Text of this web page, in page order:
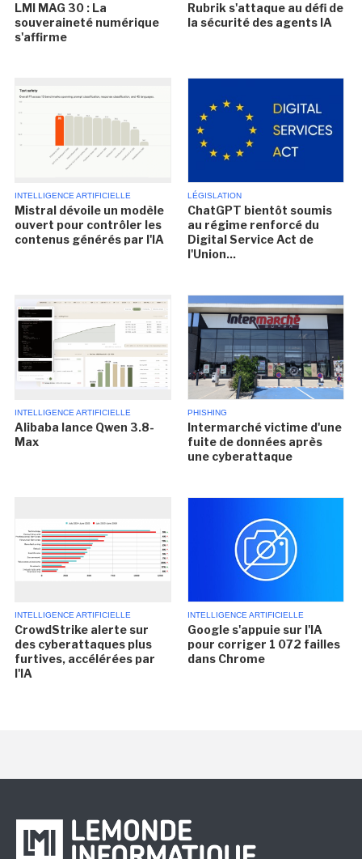
LMI MAG 30 : La
souveraineté numérique
s'affirme
Rubrik s'attaque au défi de
la sécurité des agents IA
INTELLIGENCE ARTIFICIELLE
Mistral dévoile un modèle
ouvert pour contrôler les
contenus générés par l'IA
LÉGISLATION
ChatGPT bientôt soumis
au régime renforcé du
Digital Service Act de
l'Union...
INTELLIGENCE ARTIFICIELLE
Alibaba lance Qwen 3.8-
Max
PHISHING
Intermarché victime d'une
fuite de données après
une cyberattaque
INTELLIGENCE ARTIFICIELLE
CrowdStrike alerte sur
des cyberattaques plus
furtives, accélérées par
l'IA
INTELLIGENCE ARTIFICIELLE
Google s'appuie sur l'IA
pour corriger 1 072 failles
dans Chrome